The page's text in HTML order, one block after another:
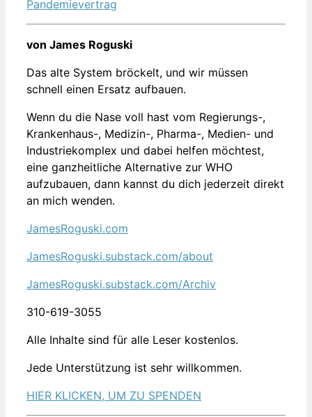
von James Roguski
Das alte System bröckelt, und wir müssen
schnell einen Ersatz aufbauen.
Wenn du die Nase voll hast vom Regierungs-,
Krankenhaus-, Medizin-, Pharma-, Medien- und
Industriekomplex und dabei helfen möchtest,
eine ganzheitliche Alternative zur WHO
aufzubauen, dann kannst du dich jederzeit direkt
an mich wenden.
JamesRoguski.com
JamesRoguski.substack.com/about
JamesRoguski.substack.com/Archiv
310-619-3055
Alle Inhalte sind für alle Leser kostenlos.
Jede Unterstützung ist sehr willkommen.
HIER KLICKEN, UM ZU SPENDEN